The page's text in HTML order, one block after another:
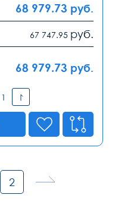
68 979.73 руб.
67 747.95 руб.
68 979.73 руб.
2